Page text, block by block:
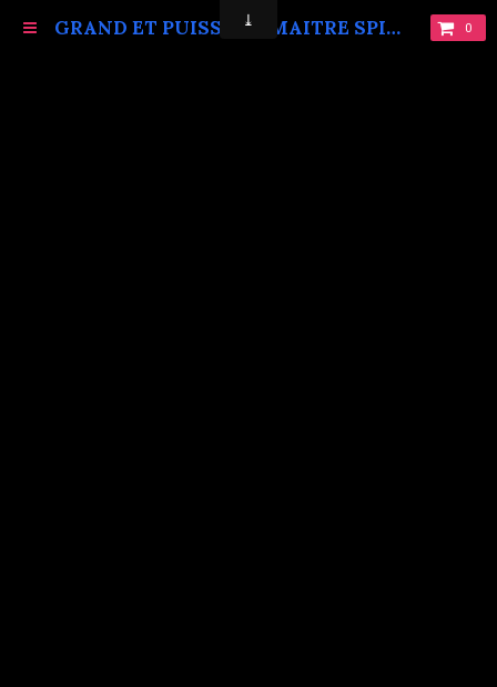
GRAND ET PUISSANT MAITRE SPIRITUEL MARABOUT VAUDOU KOKOUVI.TEL: +229 68619086. 0